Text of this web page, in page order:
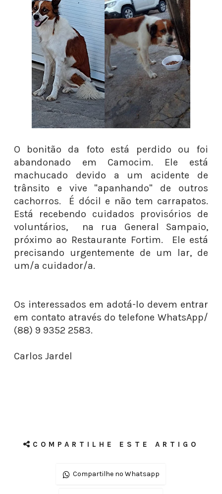
O bonitão da foto está perdido ou foi
abandonado em Camocim. Ele está
machucado devido a um acidente de
trânsito e vive "apanhando" de outros
cachorros. É dócil e não tem carrapatos.
Está recebendo cuidados provisórios de
voluntários, na rua General Sampaio,
próximo ao Restaurante Fortim. Ele está
precisando urgentemente de um lar, de
um/a cuidador/a.
Os interessados em adotá-lo devem entrar
em contato através do telefone WhatsApp/
(88) 9 9352 2583.
Carlos Jardel
COMPARTILHE ESTE ARTIGO
Compartilhe no Whatsapp